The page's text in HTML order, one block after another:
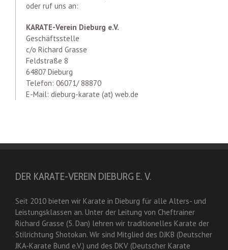
oder ruf uns an:
KARATE-Verein Dieburg e.V.
Geschäftsstelle
c/o Richard Grasse
Feldstraße 8
64807 Dieburg
Telefon: 06071/ 88870
E-Mail: dieburg-karate (at) web.de
DER KARATE-VEREIN DIEBURG E. V.
Seit 2010 bieten wir Karate in Dieburg für alle Alters- und
Leistungsklassen an. Unter der Leitung von Cheftrainer
Richard Grasse (5. Dan) lehren wir traditionelles Karate der
Stilrichtung Shotokan. Wir sind Mitglied des DJKB (Deutscher
JKA-Karate Bund e.V.) und des DKV (Deutscher Karate